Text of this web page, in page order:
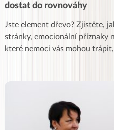
dostat do rovnováhy
Jste element dřevo? Zjistěte,
stránky, emocionální příznaky
které nemoci vás mohou